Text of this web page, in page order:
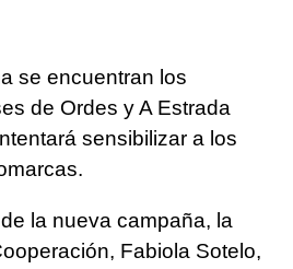
se encuentran los
de Ordes y A Estrada
sensibilizar a los
la nueva campaña, la
Fabiola Sotelo,